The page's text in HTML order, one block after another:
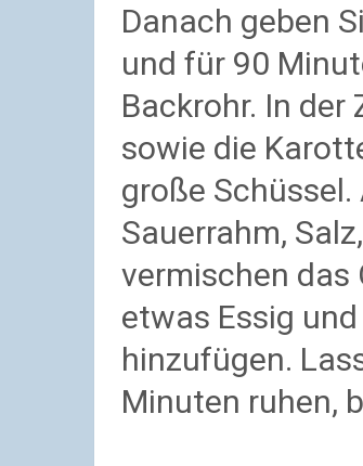
Danach geben
und für 90
Backrohr. In
sowie die
große
Sauerrahm,
vermischen das
etwas Essig
hinzufügen.
Minuten ruhen,